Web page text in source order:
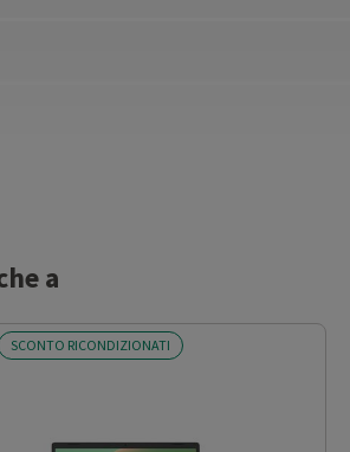
a
SCONTO RICONDIZIONATI